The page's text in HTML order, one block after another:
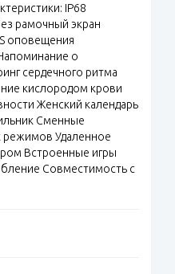
IP68
рамочный экран
оповещения
о
сердечного ритма
кислородом крови
Женский календарь
Сменные
режимов Удаленное
Встроенные игры
Совместимость с